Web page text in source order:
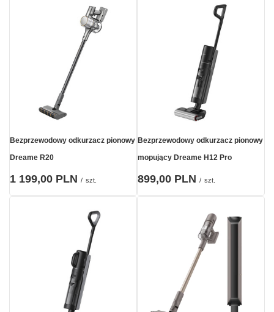
Bezprzewodowy odkurzacz pionowy
Dreame R20
1 199,00 PLN / szt.
Bezprzewodowy odkurzacz pionowy
mopujący Dreame H12 Pro
899,00 PLN / szt.